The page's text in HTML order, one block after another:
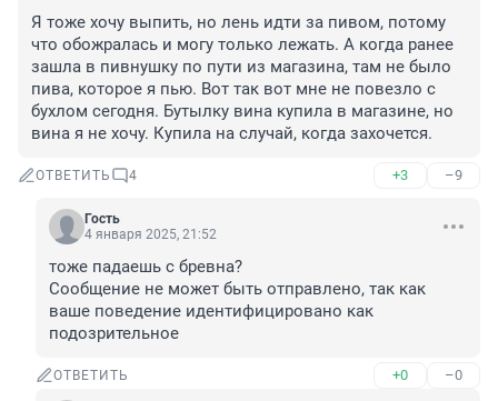
Я тоже хочу выпить, но лень идти за пивом, потому
что обожралась и могу только лежать. А когда ранее
зашла в пивнушку по пути из магазина, там не было
пива, которое я пью. Вот так вот мне не повезло с
бухлом сегодня. Бутылку вина купила в магазине, но
вина я не хочу. Купила на случай, когда захочется.
ОТВЕТИТЬ 4 +3 –9
Гость
4 января 2025, 21:52
тоже падаешь с бревна?
Сообщение не может быть отправлено, так как
ваше поведение идентифицировано как
подозрительное
ОТВЕТИТЬ +0 –0